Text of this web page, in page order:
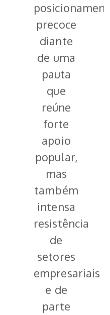
posicionamento
precoce
diante
de uma
pauta
que
reúne
forte
apoio
popular,
mas
também
intensa
resistência
de
setores
empresariais
e de
parte